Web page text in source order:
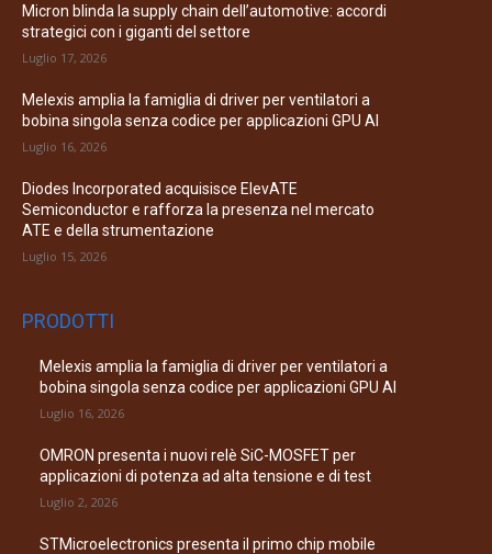
Micron blinda la supply chain dell’automotive: accordi
strategici con i giganti del settore
Luglio 17, 2026
Melexis amplia la famiglia di driver per ventilatori a
bobina singola senza codice per applicazioni GPU AI
Luglio 16, 2026
Diodes Incorporated acquisisce ElevATE
Semiconductor e rafforza la presenza nel mercato
ATE e della strumentazione
Luglio 15, 2026
PRODOTTI
Melexis amplia la famiglia di driver per ventilatori a
bobina singola senza codice per applicazioni GPU AI
Luglio 16, 2026
OMRON presenta i nuovi relè SiC-MOSFET per
applicazioni di potenza ad alta tensione e di test
Luglio 2, 2026
STMicroelectronics presenta il primo chip mobile